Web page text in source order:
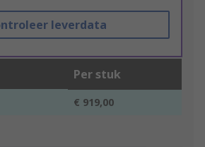
leverdata
Per stuk
€ 919,00